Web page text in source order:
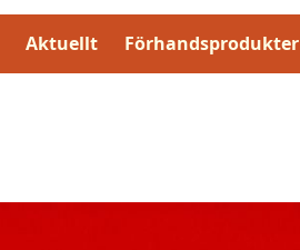
Aktuellt Förhandsprodukter